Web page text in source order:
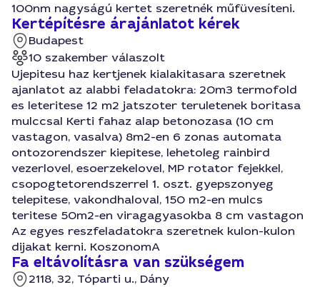
100nm nagyságú kertet szeretnék műfüvesíteni.
Kertépítésre árajánlatot kérek
Budapest
10 szakember válaszolt
Ujepitesu haz kertjenek kialakitasara szeretnek
ajanlatot az alabbi feladatokra: 20m3 termofold
es leteritese 12 m2 jatszoter teruletenek boritasa
mulccsal Kerti fahaz alap betonozasa (10 cm
vastagon, vasalva) 8m2-en 6 zonas automata
ontozorendszer kiepitese, lehetoleg rainbird
vezerlovel, esoerzekelovel, MP rotator fejekkel,
csopogtetorendszerrel 1. oszt. gyepszonyeg
telepitese, vakondhaloval, 150 m2-en mulcs
teritese 50m2-en viragagyasokba 8 cm vastagon
Az egyes reszfeladatokra szeretnek kulon-kulon
dijakat kerni. KoszonomA
Fa eltávolításra van szükségem
2118, 32, Tóparti u., Dány